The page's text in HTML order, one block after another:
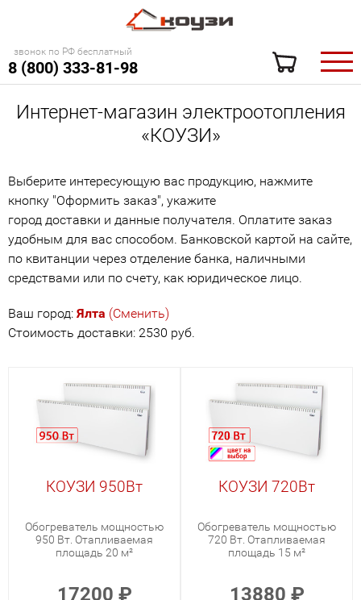
звонок по РФ бесплатный
8 (800) 333-81-98
Интернет-магазин электроотопления
«КОУЗИ»
Выберите интересующую вас продукцию, нажмите
кнопку "Оформить заказ", укажите
город доставки и данные получателя. Оплатите заказ
удобным для вас способом. Банковской картой на сайте,
по квитанции через отделение банка, наличными
средствами или по счету, как юридическое лицо.
Ваш город: Ялта (Сменить)
Стоимость доставки: 2530 руб.
КОУЗИ 950Вт
Обогреватель мощностью
950 Вт. Отапливаемая
площадь 20 м²
17200 ₽
КОУЗИ 720Вт
Обогреватель мощностью
720 Вт. Отапливаемая
площадь 15 м²
13880 ₽